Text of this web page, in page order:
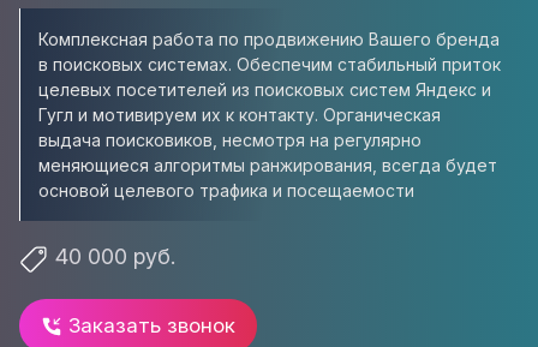
Комплексная работа по продвижению Вашего бренда
в поисковых системах. Обеспечим стабильный приток
целевых посетителей из поисковых систем Яндекс и
Гугл и мотивируем их к контакту. Органическая
выдача поисковиков, несмотря на регулярно
меняющиеся алгоритмы ранжирования, всегда будет
основой целевого трафика и посещаемости
40 000 руб.
Заказать звонок